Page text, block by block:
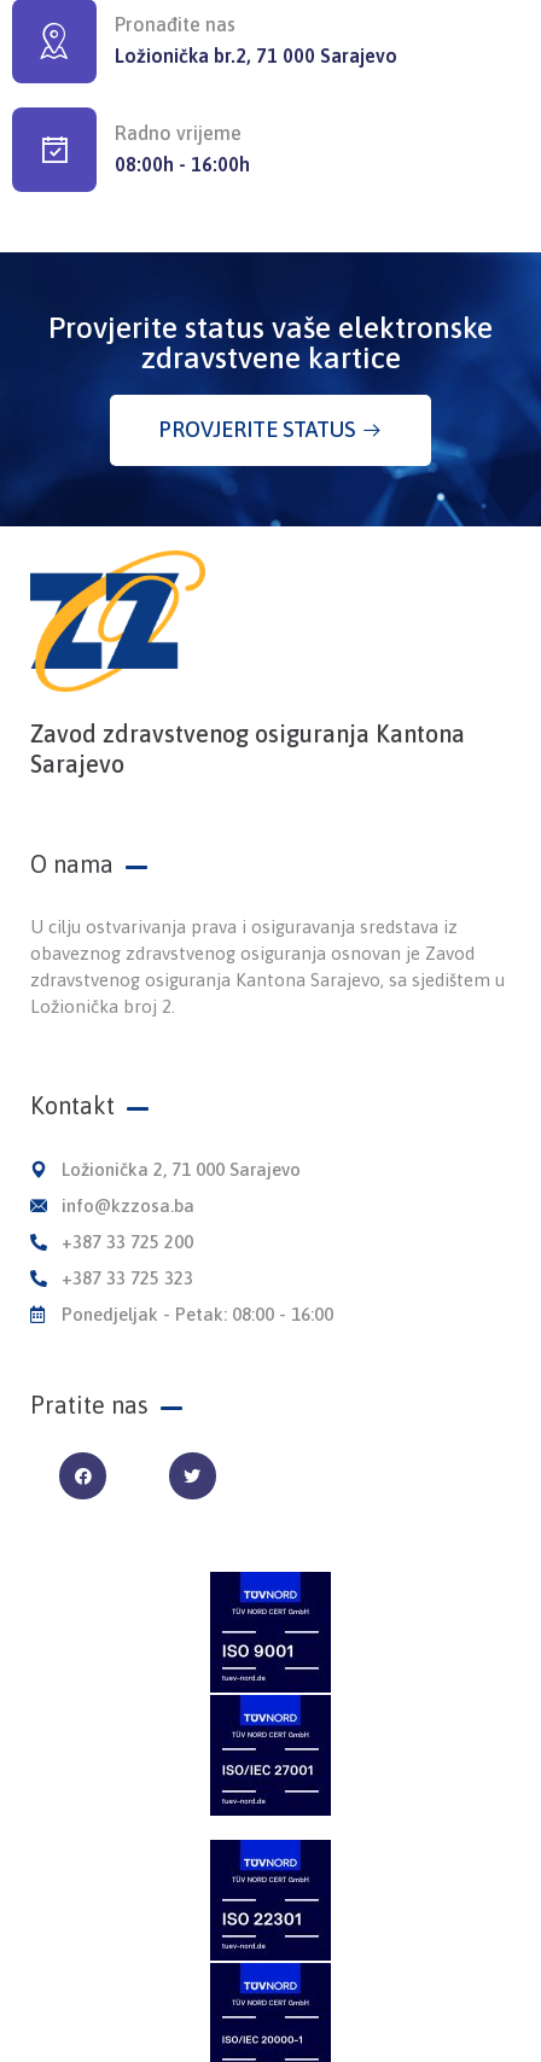
Pronađite nas
Ložionička br.2, 71 000 Sarajevo
Radno vrijeme
08:00h - 16:00h
Provjerite status vaše elektronske
zdravstvene kartice
PROVJERITE STATUS
Zavod zdravstvenog osiguranja Kantona
Sarajevo
O nama
U cilju ostvarivanja prava i osiguravanja sredstava iz
obaveznog zdravstvenog osiguranja osnovan je Zavod
zdravstvenog osiguranja Kantona Sarajevo, sa sjedištem u
Ložionička broj 2.
Kontakt
Ložionička 2, 71 000 Sarajevo
info@kzzosa.ba
+387 33 725 200
+387 33 725 323
Ponedjeljak - Petak: 08:00 - 16:00
Pratite nas